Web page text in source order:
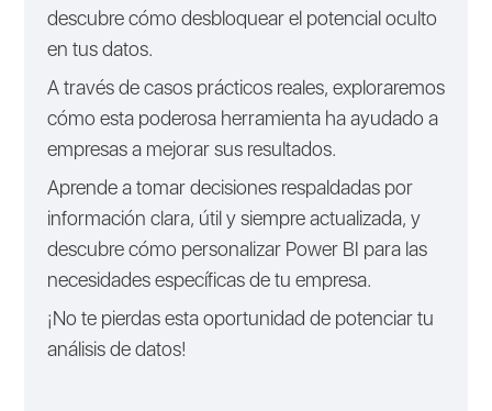
descubre cómo desbloquear el potencial oculto
en tus datos.
A través de casos prácticos reales, exploraremos
cómo esta poderosa herramienta ha ayudado a
empresas a mejorar sus resultados.
Aprende a tomar decisiones respaldadas por
información clara, útil y siempre actualizada, y
descubre cómo personalizar Power BI para las
necesidades específicas de tu empresa.
¡No te pierdas esta oportunidad de potenciar tu
análisis de datos!